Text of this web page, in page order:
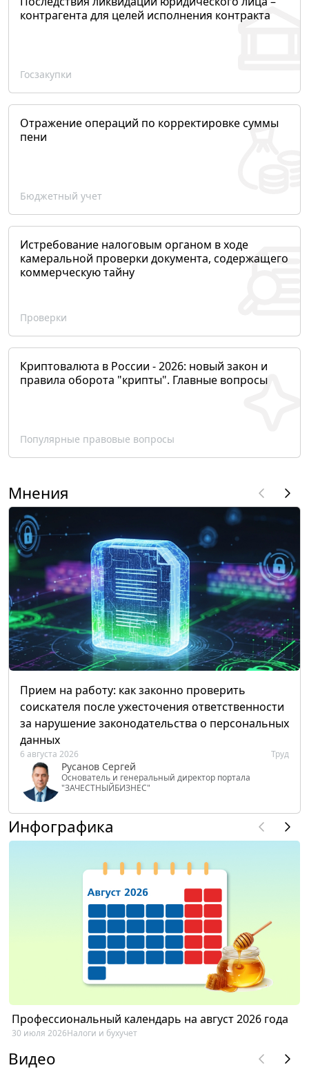
контрагента для целей исполнения контракта
Госзакупки
Отражение операций по корректировке суммы
пени
Бюджетный учет
Истребование налоговым органом в ходе
камеральной проверки документа, содержащего
коммерческую тайну
Проверки
Криптовалюта в России - 2026: новый закон и
правила оборота "крипты". Главные вопросы
Популярные правовые вопросы
Мнения
Прием на работу: как законно проверить
соискателя после ужесточения ответственности
за нарушение законодательства о персональных
данных
6 августа 2026 Труд
Русанов Сергей
Основатель и генеральный директор портала
"ЗАЧЕСТНЫЙБИЗНЕС"
Инфографика
Профессиональный календарь на август 2026 года
30 июля 2026Налоги и бухучет
Видео